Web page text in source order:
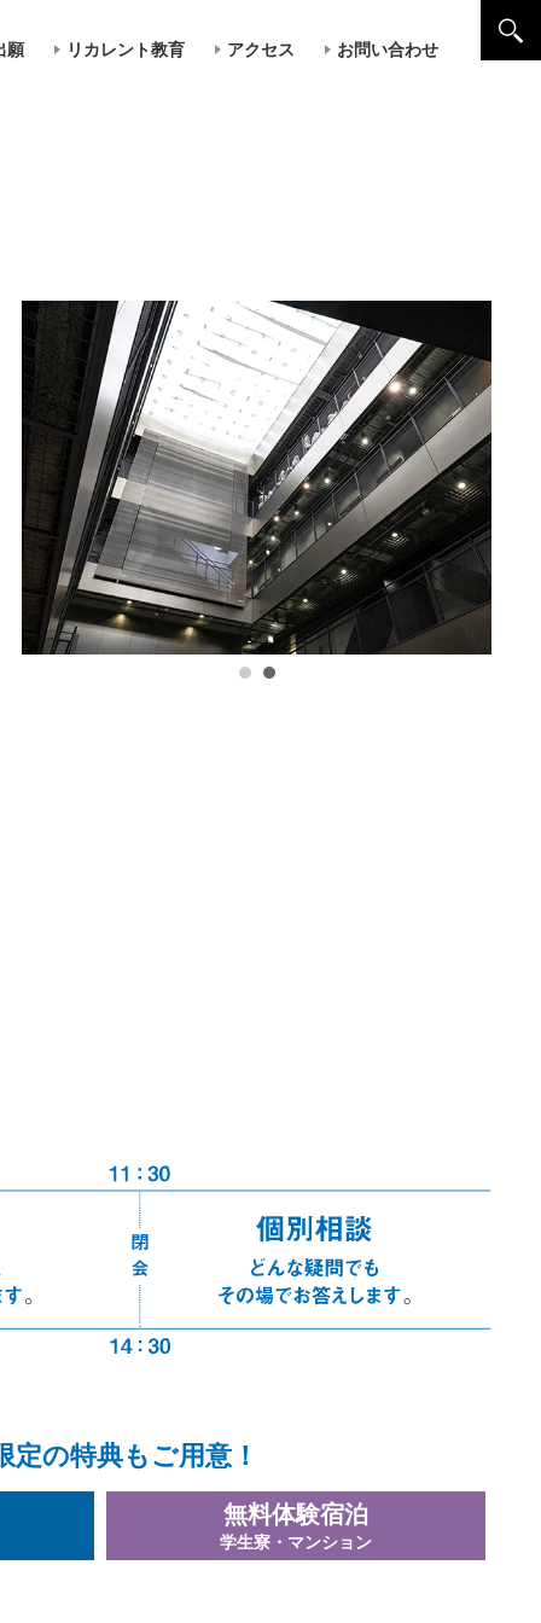
願 リカレント教育 アクセス お問い合わせ
の特典もご用意！
無料体験宿泊
学生寮・マンション